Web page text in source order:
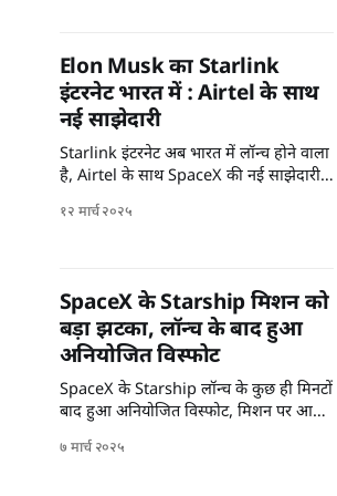
Elon Musk का Starlink
इंटरनेट भारत में : Airtel के साथ
नई साझेदारी
Starlink इंटरनेट अब भारत में लॉन्च होने वाला
है, Airtel के साथ SpaceX की नई साझेदारी
से मिलेगा हाई स्पीड इंटरनेट।
१२ मार्च २०२५
SpaceX के Starship मिशन को
बड़ा झटका, लॉन्च के बाद हुआ
अनियोजित विस्फोट
SpaceX के Starship लॉन्च के कुछ ही मिनटों
बाद हुआ अनियोजित विस्फोट, मिशन पर आया
संकट। क्या होगा आगे?
७ मार्च २०२५